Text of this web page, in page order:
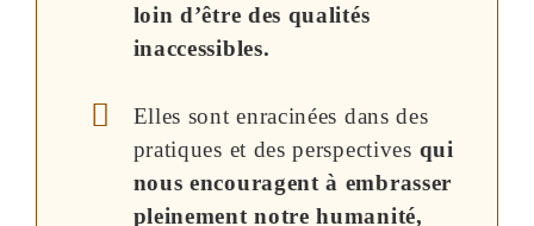
loin d’être des qualités
inaccessibles.
Elles sont enracinées dans des
pratiques et des perspectives qui
nous encouragent à embrasser
pleinement notre humanité,